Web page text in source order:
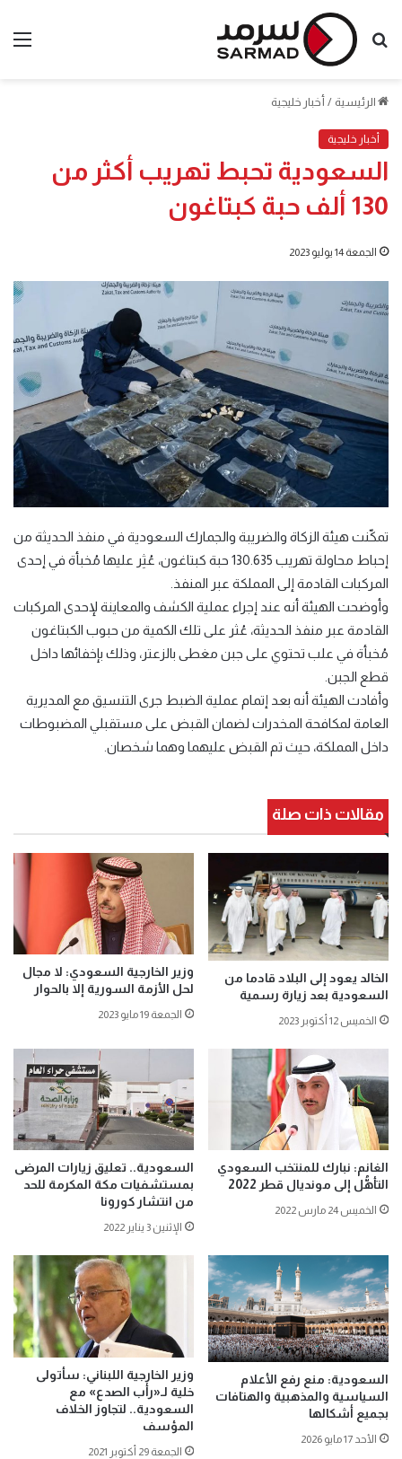
بحث
الرئيسية / أخبار خليجية
أخبار خليجية
السعودية تحبط تهريب أكثر من
130 ألف حبة كبتاغون
الجمعة 14 يوليو 2023
تمكّنت هيئة الزكاة والضريبة والجمارك السعودية في منفذ الحديثة من
إحباط محاولة تهريب 130.635 حبة كبتاغون، عُثِر عليها مُخبأة في إحدى
المركبات القادمة إلى المملكة عبر المنفذ.
وأوضحت الهيئة أنه عند إجراء عملية الكشف والمعاينة لإحدى المركبات
القادمة عبر منفذ الحديثة، عُثر على تلك الكمية من حبوب الكبتاغون
مُخبأة في علب تحتوي على جبن مغطى بالزعتر، وذلك بإخفائها داخل
قطع الجبن.
وأفادت الهيئة أنه بعد إتمام عملية الضبط جرى التنسيق مع المديرية
العامة لمكافحة المخدرات لضمان القبض على مستقبلي المضبوطات
داخل المملكة، حيث تم القبض عليهما وهما شخصان.
مقالات ذات صلة
الخالد يعود إلى البلاد قادما من
السعودية بعد زيارة رسمية
الخميس 12 أكتوبر 2023
وزير الخارجية السعودي: لا مجال
لحل الأزمة السورية إلا بالحوار
الجمعة 19 مايو 2023
الغانم: نبارك للمنتخب السعودي
التأهُّل إلى مونديال قطر 2022
الخميس 24 مارس 2022
السعودية.. تعليق زيارات المرضى
بمستشفيات مكة المكرمة للحد
من انتشار كورونا
الإثنين 3 يناير 2022
السعودية: منع رفع الأعلام
السياسية والمذهبية والهتافات
بجميع أشكالها
الأحد 17 مايو 2026
وزير الخارجية اللبناني: سأتولى
خلية لـ«رأب الصدع» مع
السعودية.. لتجاوز الخلاف
المؤسف
الجمعة 29 أكتوبر 2021